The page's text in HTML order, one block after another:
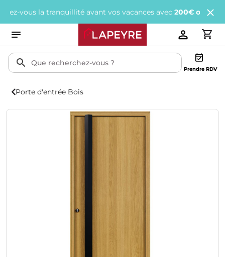
la tranquillité avant vos vacances avec200€ offertstous
Prendre RDV
Porte d'entrée Bois